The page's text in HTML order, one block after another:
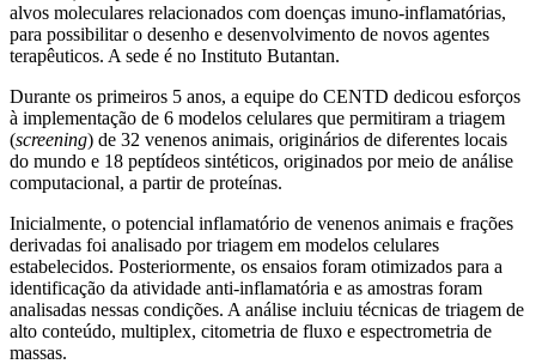
alvos moleculares relacionados com doenças imuno-inflamatórias,
para possibilitar o desenho e desenvolvimento de novos agentes
terapêuticos. A sede é no Instituto Butantan.
Durante os primeiros 5 anos, a equipe do CENTD dedicou esforços
à implementação de 6 modelos celulares que permitiram a triagem
(screening) de 32 venenos animais, originários de diferentes locais
do mundo e 18 peptídeos sintéticos, originados por meio de análise
computacional, a partir de proteínas.
Inicialmente, o potencial inflamatório de venenos animais e frações
derivadas foi analisado por triagem em modelos celulares
estabelecidos. Posteriormente, os ensaios foram otimizados para a
identificação da atividade anti-inflamatória e as amostras foram
analisadas nessas condições. A análise incluiu técnicas de triagem de
alto conteúdo, multiplex, citometria de fluxo e espectrometria de
massas.